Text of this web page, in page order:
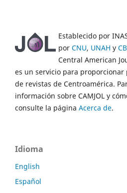
Establecido por
por CNU, UNAH y
Central American
es un servicio para
de revistas de Centroamérica.
información sobre CAMJOL y
consulte la página Acerca de.
Idioma
English
Español